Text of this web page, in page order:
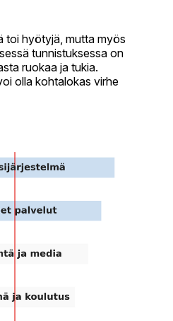
toi hyötyjä, mutta myös
tunnistuksessa on
ruokaa ja tukia.
olla kohtalokas virhe